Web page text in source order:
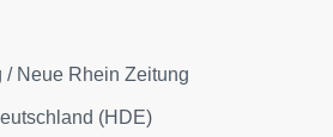
/ Neue Rhein Zeitung
(HDE)